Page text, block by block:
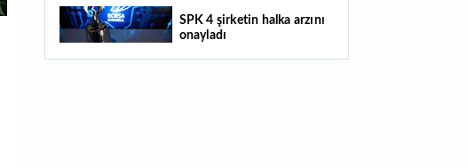
14:29 Türkiye'de her 4 kişiden 3'ü internet
bankacılığı kullanıyor
14:26 Türkiye'nin 2026 dijital karnesi: En çok
SPK 4 şirketin halka arzını
onayladı